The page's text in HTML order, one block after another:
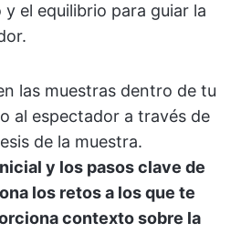
el equilibrio para guiar la
las muestras dentro de tu
al espectador a través de
de la muestra.
y los pasos clave de
los retos a los que te
contexto sobre la